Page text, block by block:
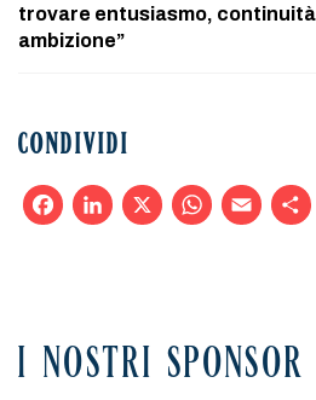
trovare entusiasmo, continuità
ambizione”
CONDIVIDI
I NOSTRI SPONSOR